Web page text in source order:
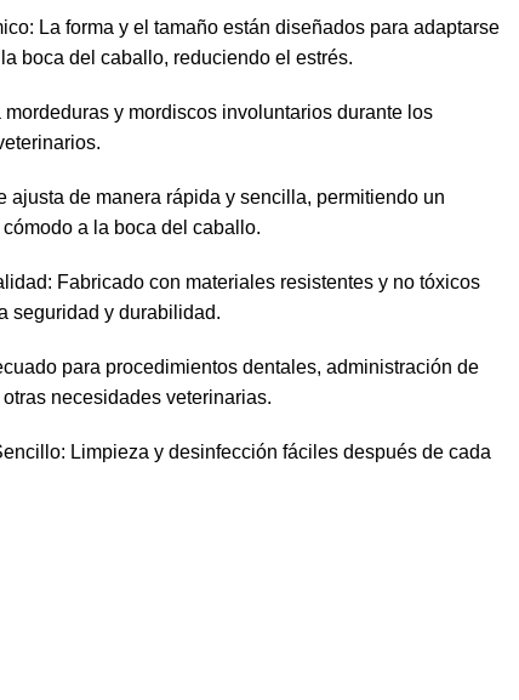
La forma y el tamaño están diseñados para adaptarse
boca del caballo, reduciendo el estrés.
y mordiscos involuntarios durante los
ajusta de manera rápida y sencilla, permitiendo un
a la boca del caballo.
Fabricado con materiales resistentes y no tóxicos
seguridad y durabilidad.
para procedimientos dentales, administración de
necesidades veterinarias.
Limpieza y desinfección fáciles después de cada